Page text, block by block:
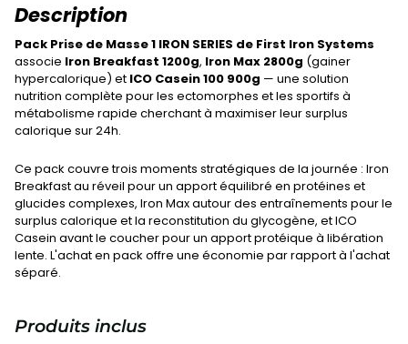
Description
Pack Prise de Masse 1 IRON SERIES de First Iron Systems
associe Iron Breakfast 1200g, Iron Max 2800g (gainer
hypercalorique) et ICO Casein 100 900g — une solution
nutrition complète pour les ectomorphes et les sportifs à
métabolisme rapide cherchant à maximiser leur surplus
calorique sur 24h.
Ce pack couvre trois moments stratégiques de la journée : Iron
Breakfast au réveil pour un apport équilibré en protéines et
glucides complexes, Iron Max autour des entraînements pour le
surplus calorique et la reconstitution du glycogène, et ICO
Casein avant le coucher pour un apport protéique à libération
lente. L'achat en pack offre une économie par rapport à l'achat
séparé.
Produits inclus